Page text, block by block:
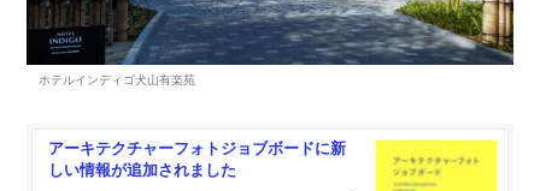
アーキテクチャーフォトジョブボードに新
しい情報が追加されました